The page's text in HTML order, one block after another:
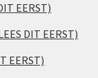
EERST)
DIT EERST)
EERST)